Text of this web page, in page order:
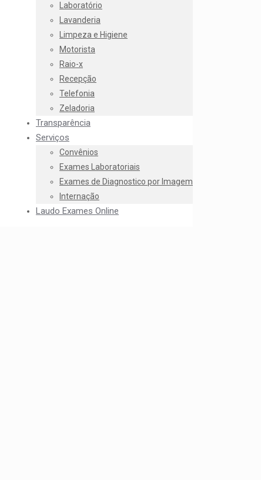
Laboratório
Lavanderia
Limpeza e Higiene
Motorista
Raio-x
Recepção
Telefonia
Zeladoria
Transparência
Serviços
Convênios
Exames Laboratoriais
Exames de Diagnostico por Imagem
Internação
Laudo Exames Online